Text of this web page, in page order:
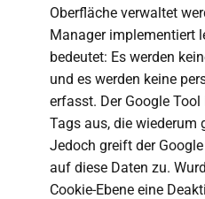
Oberfläche verwaltet
Manager implementiert
bedeutet: Es werden
und es werden keine
erfasst. Der Google
Tags aus, die wiederum
Jedoch greift der
auf diese Daten zu.
Cookie-Ebene eine